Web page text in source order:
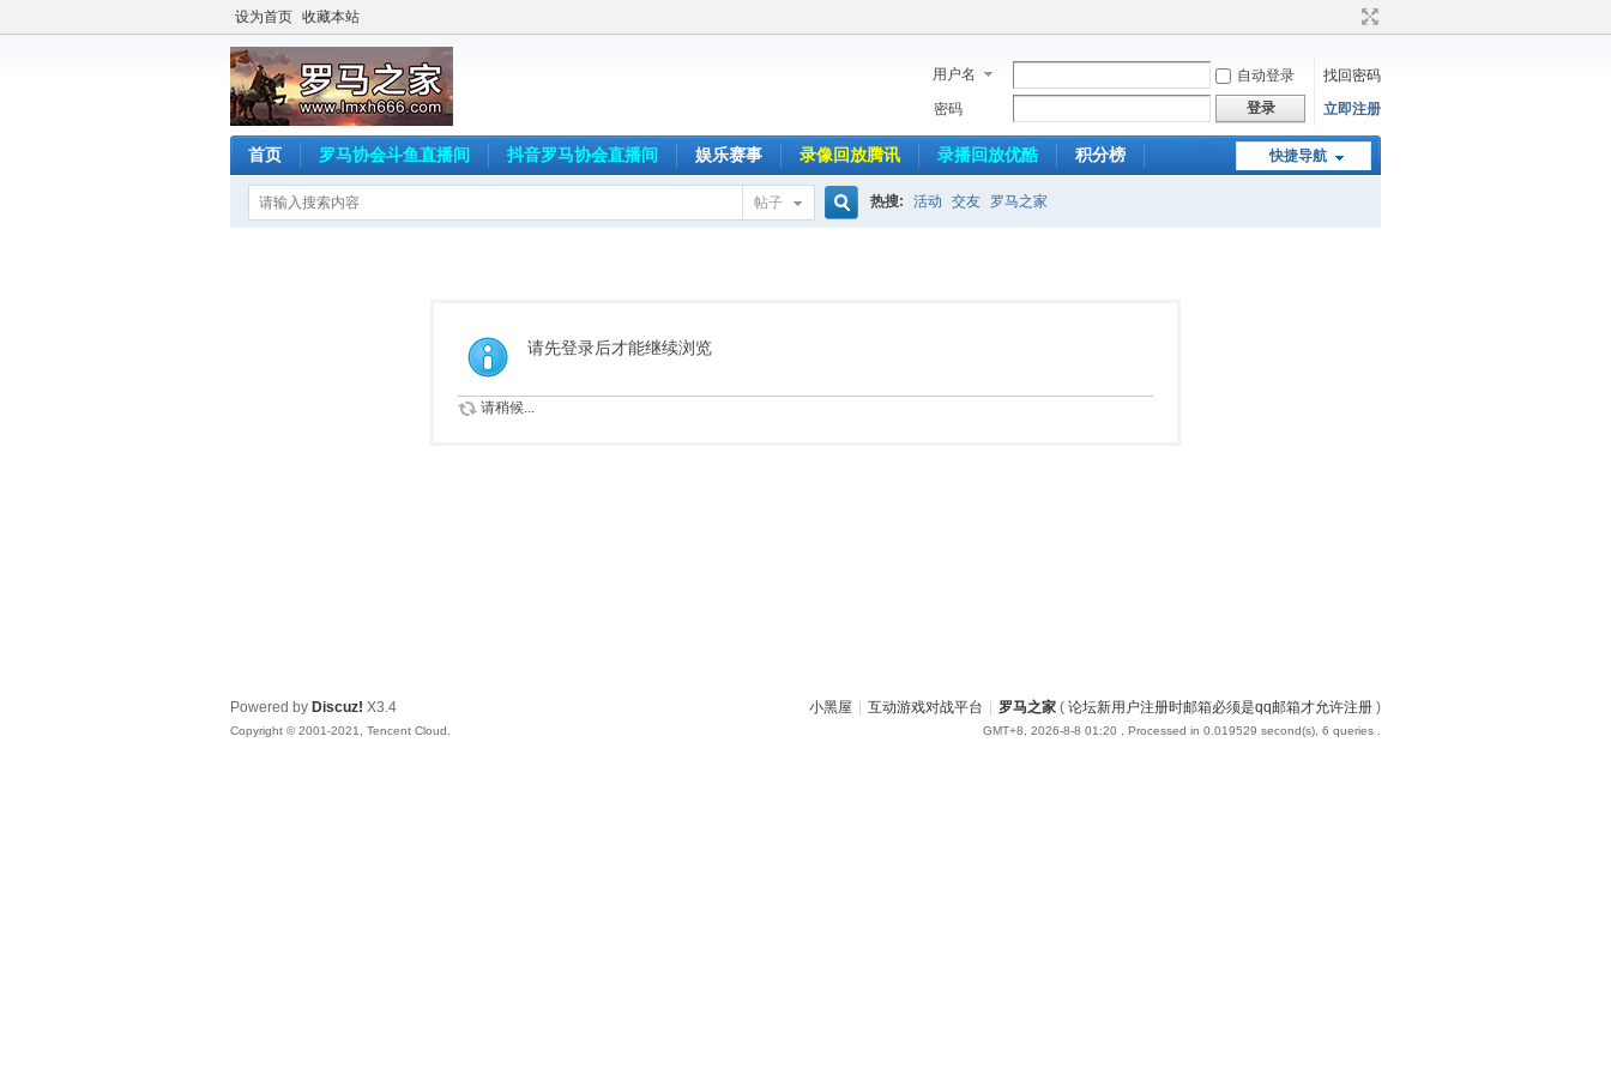
设为首页 收藏本站
用户名 自动登录
找回密码
密码
登录 立即注册
快捷导航
首页 罗马协会斗鱼直播间 抖音罗马协会直播间 娱乐赛事 录像回放腾讯 录播回放优酷 积分榜
帖子 热搜: 活动 交友 罗马之家
请先登录后才能继续浏览
请稍候...
小黑屋 互动游戏对战平台 罗马之家 ( 论坛新用户注册时邮箱必须是qq邮箱才允许注册 )
GMT+8, 2026-8-8 01:20 , Processed in 0.019529 second(s), 6 queries .
Powered by Discuz! X3.4
Copyright © 2001-2021, Tencent Cloud.